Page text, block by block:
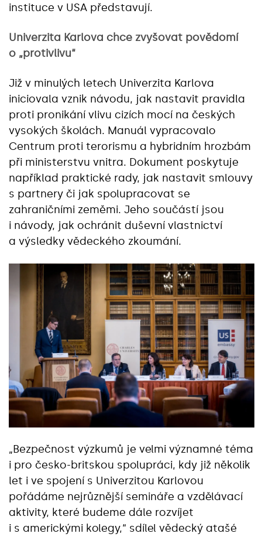
instituce v USA představují.
Univerzita Karlova chce zvyšovat povědomí
o „protivlivu“
Již v minulých letech Univerzita Karlova
iniciovala vznik návodu, jak nastavit pravidla
proti pronikání vlivu cizích mocí na českých
vysokých školách. Manuál vypracovalo
Centrum proti terorismu a hybridním hrozbám
při ministerstvu vnitra. Dokument poskytuje
například praktické rady, jak nastavit smlouvy
s partnery či jak spolupracovat se
zahraničními zeměmi. Jeho součástí jsou
i návody, jak ochránit duševní vlastnictví
a výsledky vědeckého zkoumání.
„Bezpečnost výzkumů je velmi významné téma
i pro česko-britskou spolupráci, kdy již několik
let i ve spojení s Univerzitou Karlovou
pořádáme nejrůznější semináře a vzdělávací
aktivity, které budeme dále rozvíjet
i s americkými kolegy,“ sdílel vědecký atašé